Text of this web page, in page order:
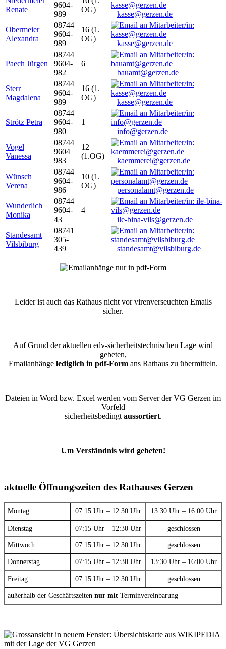
Renate
9604-
989
OG)
kasse@gerzen.de
Obermeier
Alexandra
08744
9604-
989
16 (1.
OG)
kasse@gerzen.de
Paech Jürgen
08744
9604-
982
6
bauamt@gerzen.de
Sterr
Magdalena
08744
9604-
989
16 (1.
OG)
kasse@gerzen.de
Strötz Petra
08744
9604-
980
1
info@gerzen.de
Vogel
Vanessa
08744
9604
983
12
(1.OG)
kaemmerei@gerzen.de
Wünsch
Verena
08744
9604-
986
10 (1.
OG)
personalamt@gerzen.de
Wunderlich
Monika
08744
9604-
43
4
ile-bina-vils@gerzen.de
Standesamt
Vilsbiburg
08741
305-
439
standesamt@vilsbiburg.de
Leider ist auch das Rathaus nicht vor virenverseuchten Emails
sicher.
Auf Grund der aktuellen edv-sicherheitstechnischen Lage wird
gebeten,
Emailanhänge lediglich in pdf-Formans Rathaus zu übermitteln.
Dateien in Word bzw. Excel werden vom Server der VG Gerzen im
Vorfeld
sicherheitsbedingt aussortiert.
Um Verständnis wird gebeten!
aktuelle Öffnungszeiten des Rathauses Gerzen
Montag 07:15 Uhr – 12:30 Uhr 13:30 Uhr – 16:00 Uhr
Dienstag 07:15 Uhr – 12:30 Uhr geschlossen
Mittwoch 07:15 Uhr – 12:30 Uhr geschlossen
Donnerstag 07:15 Uhr – 12:30 Uhr 13:30 Uhr – 16:00 Uhr
Freitag 07:15 Uhr – 12:30 Uhr geschlossen
außerhalb der Geschäftszeiten nur mit Terminvereinbarung